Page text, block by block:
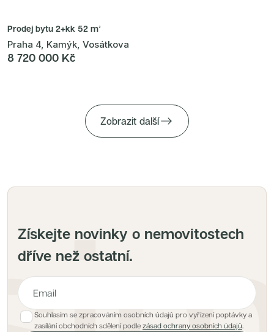
Prodej bytu 2+kk 52 m²
Praha 4, Kamýk, Vosátkova
8 720 000 Kč
Zobrazit další
Získejte novinky o nemovitostech
dříve než ostatní.
E-mailová adresa pro hlídacího psa
Souhlasím se zpracováním osobních údajů pro vyřízení poptávky a
zasílání obchodních sdělení podle zásad ochrany osobních údajů.